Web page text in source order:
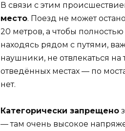
В связи с этим
место. Поезд не может
20 метров, а чтобы
находясь рядом с путями,
наушники, не отвлекаться
отведённых местах — по
нет.
Категорически запрещено
— там очень высокое